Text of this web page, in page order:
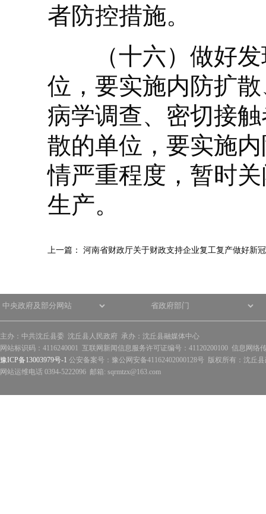
者防控措施。
（十六）做好发
位，要实施内防扩
病学调查、密切接
散的单位，要实施
情严重程度，暂时
生产。
上一篇： 河南省财政厅关于财政支持企业复工复产做好新
主办：中共沈丘县委 沈丘县人民政府 承办：沈丘县融媒体中心
网站标识码：4116240001 互联网新闻信息服务许可证编号：41120200100 信息网络
豫ICP备13003979号-1 公安备案号：豫公网安备41162402000128号 版权所有：沈丘
网站运维电话 0394-5222096 邮箱: sqrmtzx@163.com